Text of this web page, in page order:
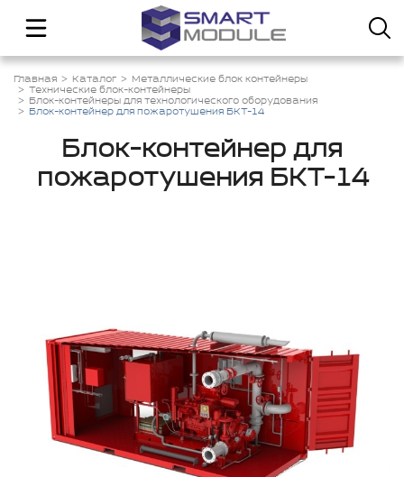
Главная Каталог
Металлические блок контейнеры
Технические блок-контейнеры
Блок-контейнеры для технологического оборудования
Блок-контейнер для пожаротушения БКТ-14
Блок-контейнер для
пожаротушения БКТ-14